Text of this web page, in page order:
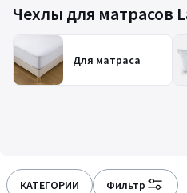
Чехлы для матрасов
Для матраса
КАТЕГОРИИ Фильтр